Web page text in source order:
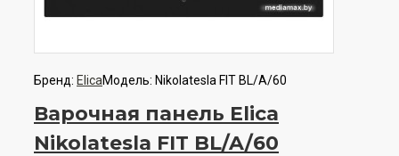
Бренд: ElicaМодель: Nikolatesla FIT BL/A/60
Варочная панель Elica
Nikolatesla FIT BL/A/60